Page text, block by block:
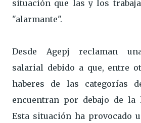
situación que las y los
"alarmante".
Desde Agepj reclaman
salarial debido a que, entre
haberes de las categorías
encuentran por debajo de la
Esta situación ha provocado